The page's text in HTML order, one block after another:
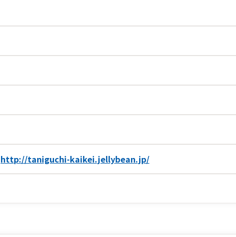
http://taniguchi-kaikei.jellybean.jp/